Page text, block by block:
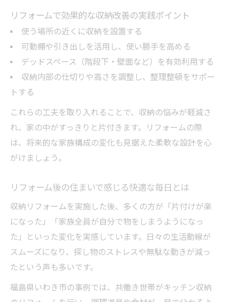
すっきり見せる収納リフォーム設計のコツ
紹介
リフォームによる収納計画でモノが片付く
暮らし
収納リフォームで快適な空間を手に入れる
収納リフォーム費用の目安と注意点
収納リフォームの費用相場と賢い予算の組
み方
ツ
リフォーム費用を抑えつつ満足の収納改善
法
リフォームで効果的な収納改善の実践ポイント
使う場所の近くに収納を設置する
可動棚や引き出しを活用し、使い勝手を高める
デッドスペース（階段下・壁面など）を有効利用する
収納内部の仕切りや高さを調整し、整理整頓をサポー
トする
これらの工夫を取り入れることで、収納の悩みが軽減さ
れ、家の中がすっきりと片付きます。リフォームの際
は、将来的な家族構成の変化も見据えた柔軟な設計を心
がけましょう。
リフォーム後の住まいで感じる快適な毎日とは
収納リフォームを実施した後、多くの方が「片付けが楽
になった」「家族全員が自分で物をしまうようになっ
た」といった変化を実感しています。日々の生活動線が
スムーズになり、探し物のストレスや無駄な動きが減っ
たという声も多いです。
福島県いわき市の事例では、共働き世帯がキッチン収納